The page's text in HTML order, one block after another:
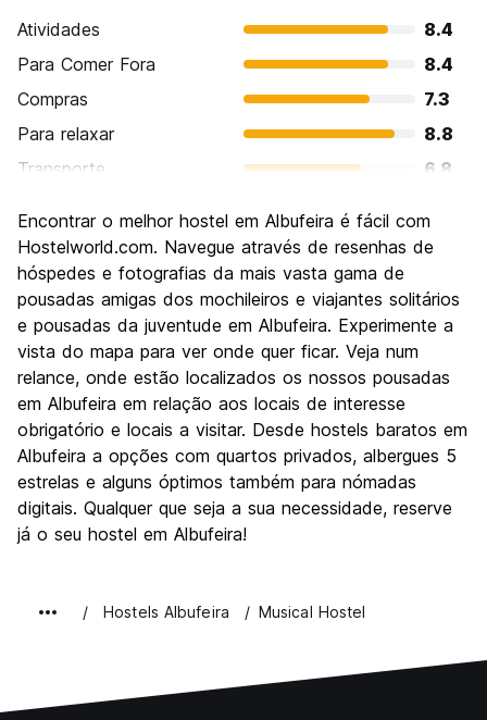
Atividades
8.4
Para Comer Fora
8.4
Compras
7.3
Para relaxar
8.8
Transporte
6.8
Cultura
6.8
Festas / vida noturna
Custo-beneficio
7.7
Encontrar o melhor hostel em Albufeira é fácil com
Hostelworld.com. Navegue através de resenhas de
hóspedes e fotografias da mais vasta gama de
pousadas amigas dos mochileiros e viajantes solitários
e pousadas da juventude em Albufeira. Experimente a
vista do mapa para ver onde quer ficar. Veja num
relance, onde estão localizados os nossos pousadas
em Albufeira em relação aos locais de interesse
obrigatório e locais a visitar. Desde hostels baratos em
Albufeira a opções com quartos privados, albergues 5
estrelas e alguns óptimos também para nómadas
digitais. Qualquer que seja a sua necessidade, reserve
já o seu hostel em Albufeira!
Hostels Albufeira Musical Hostel